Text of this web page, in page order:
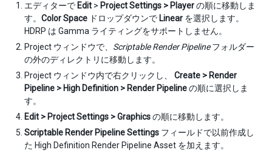
エディターで Edit > Project Settings > Playerの順に移動しま
す。 Color Space ドロップダウンで Linear を選択します。
HDRP は Gamma ライティングをサポートしません。
Project ウィンドウで、 Scriptable Render Pipelineフォルダー
の外のディレクトリに移動します。
Project ウィンドウ内で右クリックし、 Create > Render
Pipeline > High Definition > Render Pipelineの順に選択しま
す。
Edit > Project Settings > Graphicsの順に移動します。
Scriptable Render Pipeline Settings フィールドで以前作成し
た High Definition Render Pipeline Asset を加えます。